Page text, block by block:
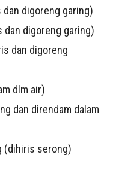
digoreng garing)
digoreng garing)
dan digoreng
dlm air)
dan direndam dalam
(dihiris serong)